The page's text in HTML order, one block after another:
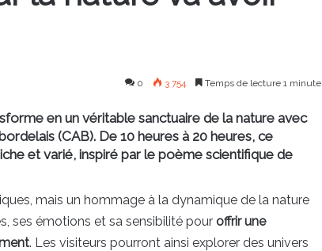
0 3 754 Temps de lecture 1 minute
en un véritable sanctuaire de la nature avec
(CAB). De 10 heures à 20 heures, ce
et varié, inspiré par le poème scientifique de
mais un hommage à la dynamique de la nature
ses émotions et sa sensibilité pour offrir une
. Les visiteurs pourront ainsi explorer des univers